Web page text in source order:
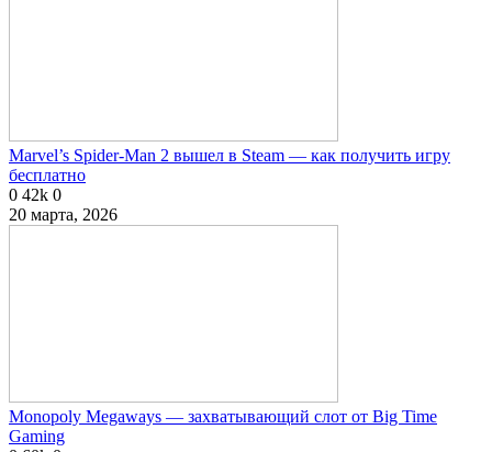
Marvel’s Spider-Man 2 вышел в Steam — как получить игру
бесплатно
0 42k 0
20 марта, 2026
Monopoly Megaways — захватывающий слот от Big Time
Gaming